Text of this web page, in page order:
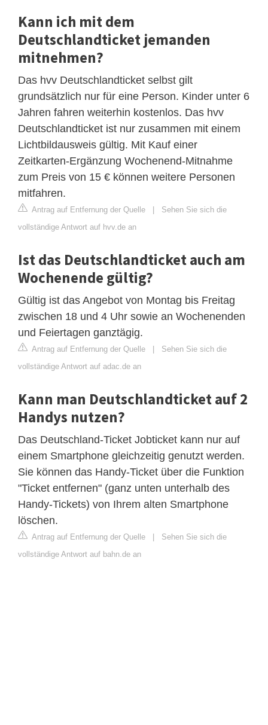
Kann ich mit dem
Deutschlandticket jemanden
mitnehmen?
Das hvv Deutschlandticket selbst gilt
grundsätzlich nur für eine Person. Kinder unter 6
Jahren fahren weiterhin kostenlos. Das hvv
Deutschlandticket ist nur zusammen mit einem
Lichtbildausweis gültig. Mit Kauf einer
Zeitkarten-Ergänzung Wochenend-Mitnahme
zum Preis von 15 € können weitere Personen
mitfahren.
Antrag auf Entfernung der Quelle | Sehen Sie sich die
vollständige Antwort auf hvv.de an
Ist das Deutschlandticket auch am
Wochenende gültig?
Gültig ist das Angebot von Montag bis Freitag
zwischen 18 und 4 Uhr sowie an Wochenenden
und Feiertagen ganztägig.
Antrag auf Entfernung der Quelle | Sehen Sie sich die
vollständige Antwort auf adac.de an
Kann man Deutschlandticket auf 2
Handys nutzen?
Das Deutschland-Ticket Jobticket kann nur auf
einem Smartphone gleichzeitig genutzt werden.
Sie können das Handy-Ticket über die Funktion
"Ticket entfernen" (ganz unten unterhalb des
Handy-Tickets) von Ihrem alten Smartphone
löschen.
Antrag auf Entfernung der Quelle | Sehen Sie sich die
vollständige Antwort auf bahn.de an